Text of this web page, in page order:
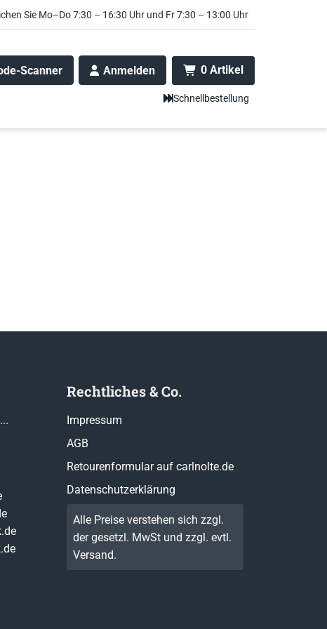
Sie Mo–Do 7:30 – 16:30 Uhr und Fr 7:30 – 13:00 Uhr
Scanner Anmelden 0 Artikel
Schnellbestellung
Rechtliches & Co.
Impressum
AGB
Retourenformular auf carlnolte.de
Datenschutzerklärung
Alle Preise verstehen sich zzgl.
der gesetzl. MwSt und zzgl. evtl.
Versand.